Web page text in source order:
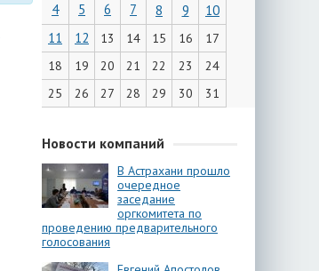
4
5 6 7 8 9
10
11
12 13 14 15 16
17
18
19 20 21 22 23
24
25
26 27 28 29 30 31
Новости компаний
В Астрахани прошло
очередное
заседание
оргкомитета по
проведению предварительного
голосования